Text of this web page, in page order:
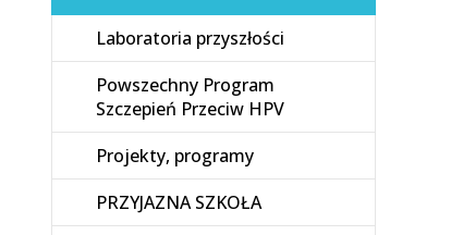
Laboratoria przyszłości
Powszechny Program
Szczepień Przeciw HPV
Projekty, programy
PRZYJAZNA SZKOŁA